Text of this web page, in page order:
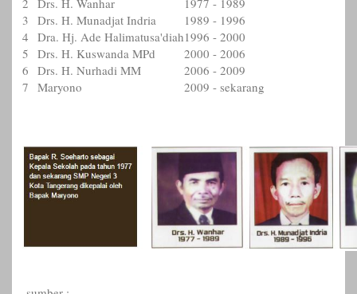
3 Drs. H. Munadjat Indria
1989 - 1996
4 Dra. Hj. Ade Halimatusa'diah1996 - 2000
5 Drs. H. Kuswanda MPd
2000 - 2006
6 Drs. H. Nurhadi MM
2006 - 2009
7 Maryono 2009 - sekarang